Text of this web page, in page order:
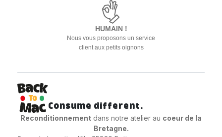
HUMAIN !
Nous vous proposons un service
client aux petits oignons
Consume different.
Reconditionnement dans notre atelier au coeur de la
Bretagne.